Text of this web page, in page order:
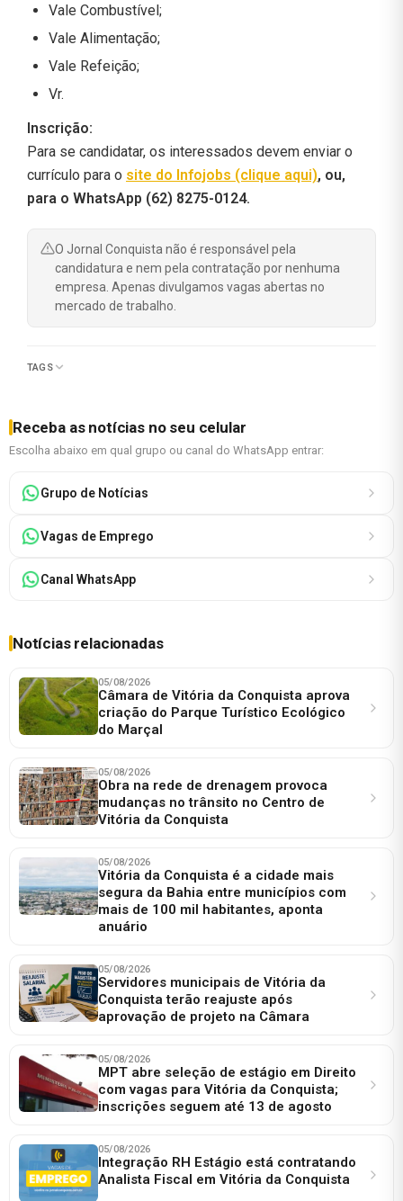
Vale Combustível;
Vale Alimentação;
Vale Refeição;
Vr.
Inscrição:
Para se candidatar, os interessados devem enviar o
currículo para o site do Infojobs (clique aqui), ou,
para o WhatsApp (62) 8275-0124.
O Jornal Conquista não é responsável pela
candidatura e nem pela contratação por nenhuma
empresa. Apenas divulgamos vagas abertas no
mercado de trabalho.
TAGS
Receba as notícias no seu celular
Escolha abaixo em qual grupo ou canal do WhatsApp entrar:
Grupo de Notícias
Vagas de Emprego
Canal WhatsApp
Notícias relacionadas
05/08/2026
Câmara de Vitória da Conquista aprova
criação do Parque Turístico Ecológico
do Marçal
05/08/2026
Obra na rede de drenagem provoca
mudanças no trânsito no Centro de
Vitória da Conquista
05/08/2026
Vitória da Conquista é a cidade mais
segura da Bahia entre municípios com
mais de 100 mil habitantes, aponta
anuário
05/08/2026
Servidores municipais de Vitória da
Conquista terão reajuste após
aprovação de projeto na Câmara
05/08/2026
MPT abre seleção de estágio em Direito
com vagas para Vitória da Conquista;
inscrições seguem até 13 de agosto
05/08/2026
Integração RH Estágio está contratando
Analista Fiscal em Vitória da Conquista